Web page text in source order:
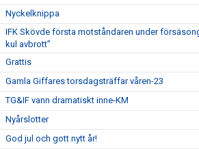
Nyckelknippa
IFK Skövde första motståndaren under
kul avbrott”
Grattis
Gamla Giffares torsdagsträffar våren-23
TG&IF vann dramatiskt inne-KM
Nyårslotter
God jul och gott nytt år!